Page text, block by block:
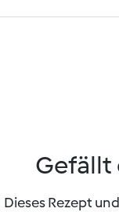
Gefällt
Dieses Rezept